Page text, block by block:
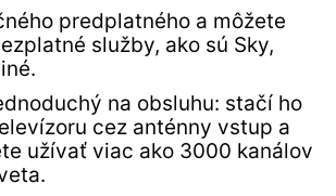
predplatného a môžete
služby, ako sú Sky,
na obsluhu: stačí ho
cez anténny vstup a
užívať viac ako 3000 kanálov